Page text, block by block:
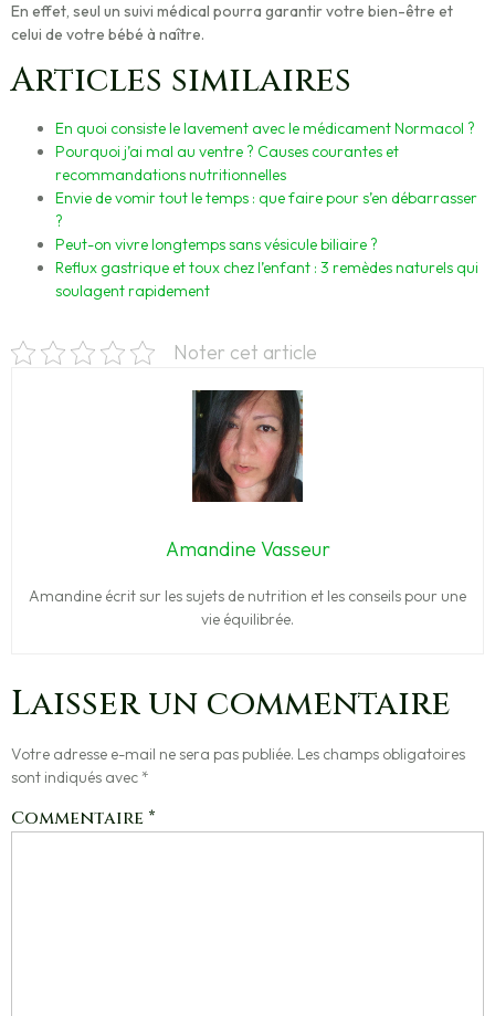
En effet, seul un suivi médical pourra garantir votre bien-être et
celui de votre bébé à naître.
Articles similaires
En quoi consiste le lavement avec le médicament Normacol ?
Pourquoi j’ai mal au ventre ? Causes courantes et
recommandations nutritionnelles
Envie de vomir tout le temps : que faire pour s’en débarrasser
?
Peut-on vivre longtemps sans vésicule biliaire ?
Reflux gastrique et toux chez l’enfant : 3 remèdes naturels qui
soulagent rapidement
Noter cet article
Amandine Vasseur
Amandine écrit sur les sujets de nutrition et les conseils pour une
vie équilibrée.
Laisser un commentaire
Votre adresse e-mail ne sera pas publiée. Les champs obligatoires
sont indiqués avec *
Commentaire *